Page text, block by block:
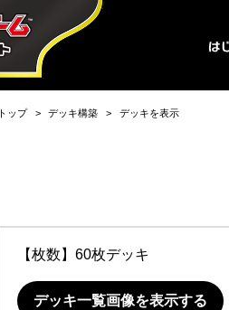
トップ デッキ構築 デッキを表示
【枚数】60枚デッキ
デッキ一覧画像を表示する